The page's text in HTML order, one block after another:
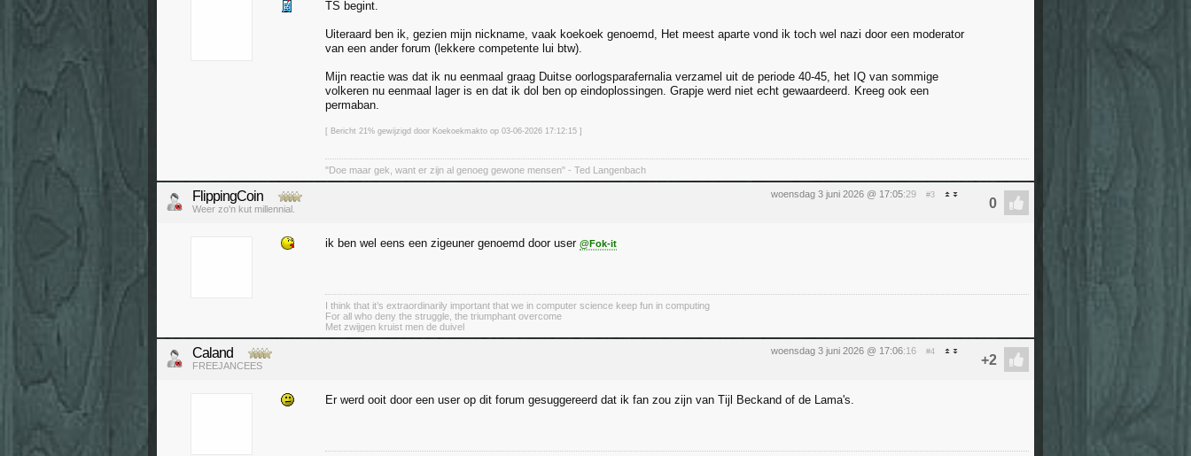
TS begint.
Uiteraard ben ik, gezien mijn nickname, vaak koekoek genoemd, Het meest aparte vond ik toch wel nazi door een moderator
van een ander forum (lekkere competente lui btw).
Mijn reactie was dat ik nu eenmaal graag Duitse oorlogsparafernalia verzamel uit de periode 40-45, het IQ van sommige
volkeren nu eenmaal lager is en dat ik dol ben op eindoplossingen. Grapje werd niet echt gewaardeerd. Kreeg ook een
permaban.
[ Bericht 21% gewijzigd door Koekoekmakto op 03-06-2026 17:12:15 ]
"Doe maar gek, want er zijn al genoeg gewone mensen" - Ted Langenbach
woensdag 3 juni 2026 @ 17:05:29 #3
FlippingCoin
Weer zo'n kut millennial.
ik ben wel eens een zigeuner genoemd door user @Fok-it
I think that it’s extraordinarily important that we in computer science keep fun in computing
For all who deny the struggle, the triumphant overcome
Met zwijgen kruist men de duivel
woensdag 3 juni 2026 @ 17:06:16 #4
Caland
FREEJANCEES
Er werd ooit door een user op dit forum gesuggereerd dat ik fan zou zijn van Tijl Beckand of de Lama's.